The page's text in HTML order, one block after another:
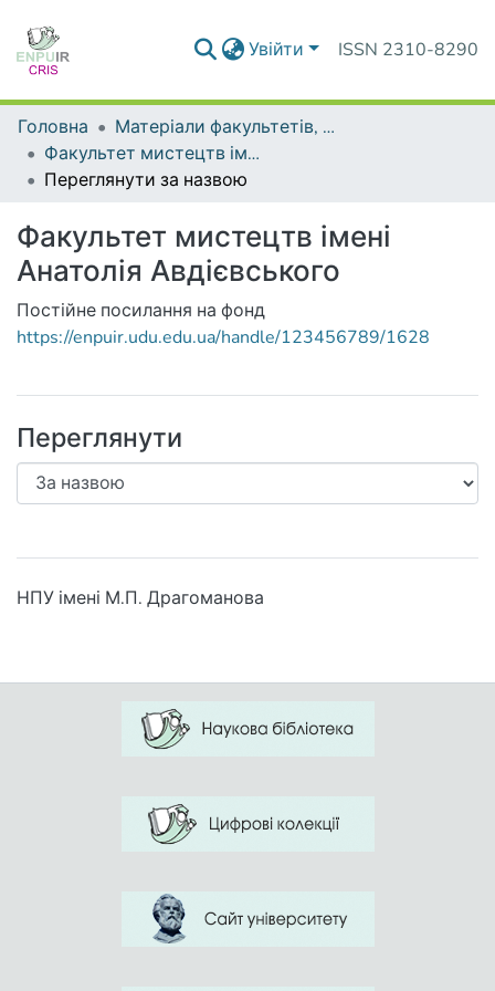
Увійти ISSN 2310-8290
Головна
Матеріали факультетів, інститутів, підрозділів
Факультет мистецтв імені Анатолія Авдієвського
Переглянути за назвою
Факультет мистецтв імені
Анатолія Авдієвського
Постійне посилання на фонд
https://enpuir.udu.edu.ua/handle/123456789/1628
Переглянути
НПУ імені М.П. Драгоманова